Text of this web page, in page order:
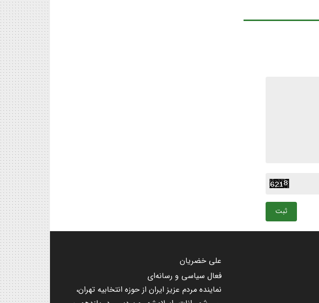
ثبت
علی خضریان
فعال سیاسی و رسانه‌ای
نماینده مردم عزیز ایران از حوزه انتخابیه تهران،